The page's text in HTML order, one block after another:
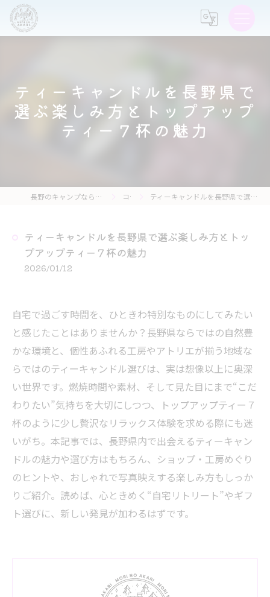
ティーキャンドルを長野県で
選ぶ楽しみ方とトップアップ
ティー７杯の魅力
長野のキャンプなら森の灯キャンプ場・茶亭 森の灯 コラム ティーキャンドルを長野県で選ぶ楽しみ方とトップアップティー７杯の魅力
ティーキャンドルを長野県で選ぶ楽しみ方とトッ
プアップティー７杯の魅力
2026/01/12
自宅で過ごす時間を、ひときわ特別なものにしてみたい
と感じたことはありませんか？長野県ならではの自然豊
かな環境と、個性あふれる工房やアトリエが揃う地域な
らではのティーキャンドル選びは、実は想像以上に奥深
い世界です。燃焼時間や素材、そして見た目にまで“こだ
わりたい”気持ちを大切にしつつ、トップアップティー７
杯のように少し贅沢なリラックス体験を求める際にも迷
いがち。本記事では、長野県内で出会えるティーキャン
ドルの魅力や選び方はもちろん、ショップ・工房めぐり
のヒントや、おしゃれで写真映えする楽しみ方もしっか
りご紹介。読めば、心ときめく“自宅リトリート”やギフ
ト選びに、新しい発見が加わるはずです。